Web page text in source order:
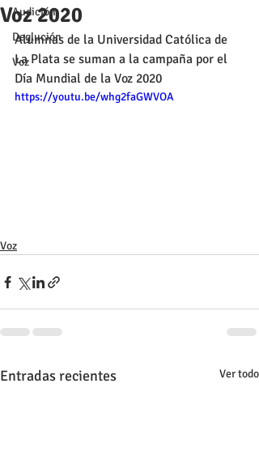
Audición
Deglución
Voz
Voz 2020
Alumnas de la Universidad Católica de
La Plata se suman a la campaña por el
Día Mundial de la Voz 2020
https://youtu.be/whg2faGWVOA
Voz
Entradas recientes Ver todo